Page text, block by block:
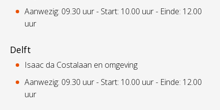
Aanwezig: 09.30 uur - Start: 10.00 uur - Einde: 12.00
uur
Delft
Isaac da Costalaan en omgeving
Aanwezig: 09.30 uur - Start: 10.00 uur - Einde: 12.00
uur